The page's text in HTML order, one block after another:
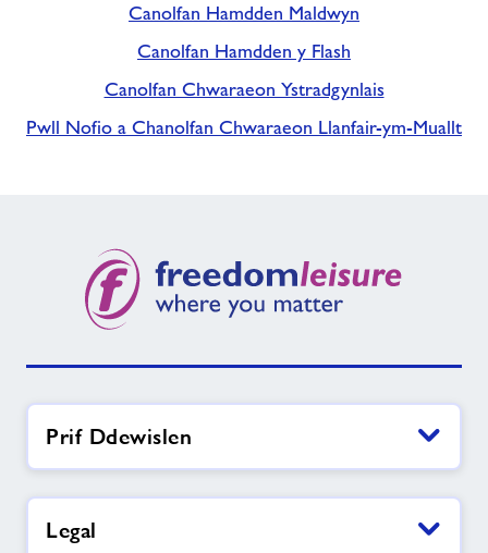
Canolfan Hamdden Maldwyn
Canolfan Hamdden y Flash
Canolfan Chwaraeon Ystradgynlais
Pwll Nofio a Chanolfan Chwaraeon Llanfair-ym-Muallt
Prif Ddewislen
Legal